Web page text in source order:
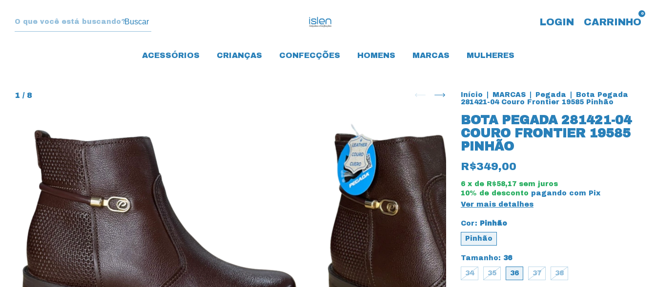
Buscar LOGIN CARRINHO
0
ACESSÓRIOS CRIANÇAS CONFECÇÕES HOMENS MARCAS MULHERES
1 / 8 Início MARCAS Pegada
Bota Pegada
281421-04 Couro Frontier 19585 Pinhão
BOTA PEGADA 281421-04
COURO FRONTIER 19585
PINHÃO
R$349,00
6 x de R$58,17 sem juros
10% de desconto pagando com Pix
Ver mais detalhes
Cor: Pinhão
Pinhão
Tamanho: 36
34 35 36 37 38